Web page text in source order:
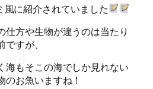
に紹介されていました
仕方や生物が違うのは当たり
ですが、
海もそこの海でしか見れない
のお魚いますね！